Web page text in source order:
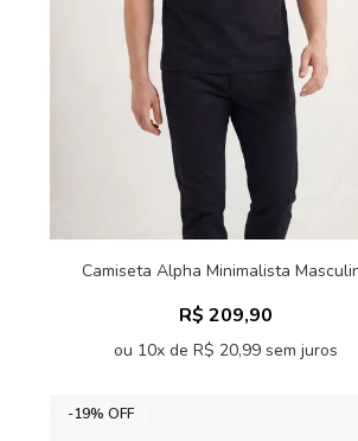
Camiseta Alpha Minimalista
R$ 209,90
ou 10x de R$ 20,99 sem juros
-19% OFF